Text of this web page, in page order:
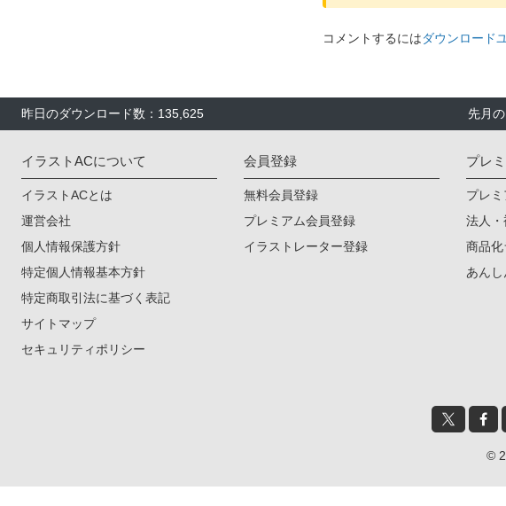
コメントするにはダウンロード
昨日のダウンロード数：135,625 先月
イラストACについて
イラストACとは
運営会社
個人情報保護方針
特定個人情報基本方針
特定商取引法に基づく表記
サイトマップ
セキュリティポリシー
会員登録
無料会員登録
プレミアム会員登録
イラストレーター登録
プレ
プレ
法人
商品化
あんし
©